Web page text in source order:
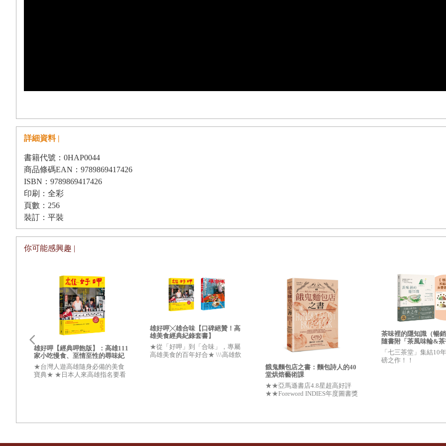
低醣烘焙，帶你邁向烘焙烏托邦！
本書為唯一以中文撰寫的低醣烘培食譜，衷心希望能提供所有熱愛甜點又需忌口的健康瘦身族及血糖控制者，另一種簡單而方便
全書食譜不用麵粉也不含糖粉，用醣的含量高低分三篇章，讓想開始低醣飲食的讀者能夠循序漸進，從限醣開始接著低醣，最後
燃燒脂肪 →生酮篇（ 28款糕點配方）
詳細資料 |
書籍代號：0HAP0044
商品條碼EAN：9789869417426
ISBN：9789869417426
印刷：全彩
頁數：256
裝訂：平裝
你可能感興趣 |
雄好呷【經典呷飽版】：高雄111
家小吃慢食、至情至性的尋味紀
錄
★台灣人遊高雄隨身必備的美食
寶典★ ★日本人來高雄指名要看
雄好呷╳雄合味【口碑絕贊！高
雄美食經典紀錄套書】
★從「好呷」到「合味」，專屬
高雄美食的百年好合★ \\\高雄飲
餓鬼麵包店之書：麵包詩人的40
堂烘焙藝術課
★★亞馬遜書店4.8星超高好評
★★Foreword INDIES年度圖書獎
德獎眾多得主一致推薦
茶味裡的隱知識（暢銷
隨書附「茶風味輪&
卡」一組）：風味裡
之謎與台灣茶故事，
茶筆記
「七三茶堂」集結10
磅之作！！